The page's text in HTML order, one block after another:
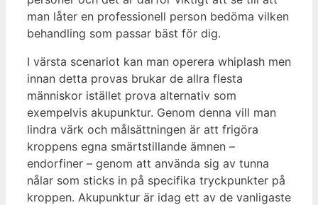
man låter en professionell person bedöma vilken
behandling som passar bäst för dig.
I värsta scenariot kan man operera whiplash men
innan detta provas brukar de allra flesta
människor istället prova alternativ som
exempelvis akupunktur. Genom denna vill man
lindra värk och målsättningen är att frigöra
kroppens egna smärtstillande ämnen –
endorfiner – genom att använda sig av tunna
nålar som sticks in på specifika tryckpunkter på
kroppen. Akupunktur är idag ett av de vanligaste